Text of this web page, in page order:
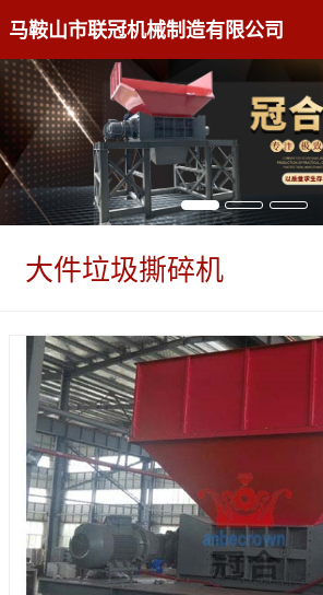
马鞍山市联冠机械制造有限公司
大件垃圾撕碎机